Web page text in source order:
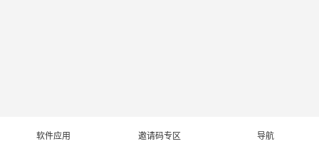
软件应用 邀请码专区 导航